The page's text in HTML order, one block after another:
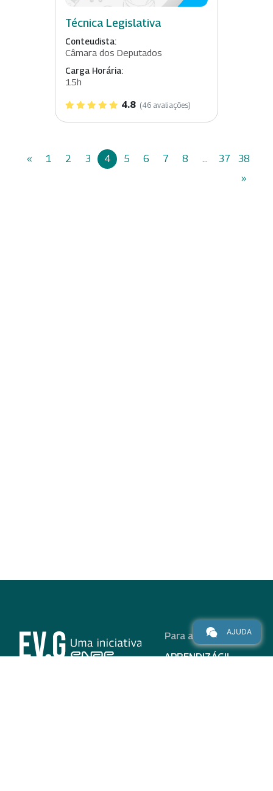
Técnica Legislativa
Conteudista:
Câmara dos Deputados
Carga Horária:
15h
4.8 (46 avaliações)
« 1 2 3 4 5 6 7 8 ... 37
38
»
Para alunos
APRENDIZÁGIL
AJUDA